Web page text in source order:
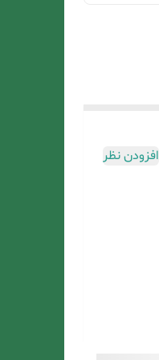
افزودن نظر